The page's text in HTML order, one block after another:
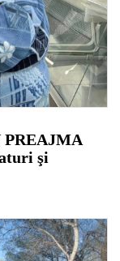
PREAJMA
şi